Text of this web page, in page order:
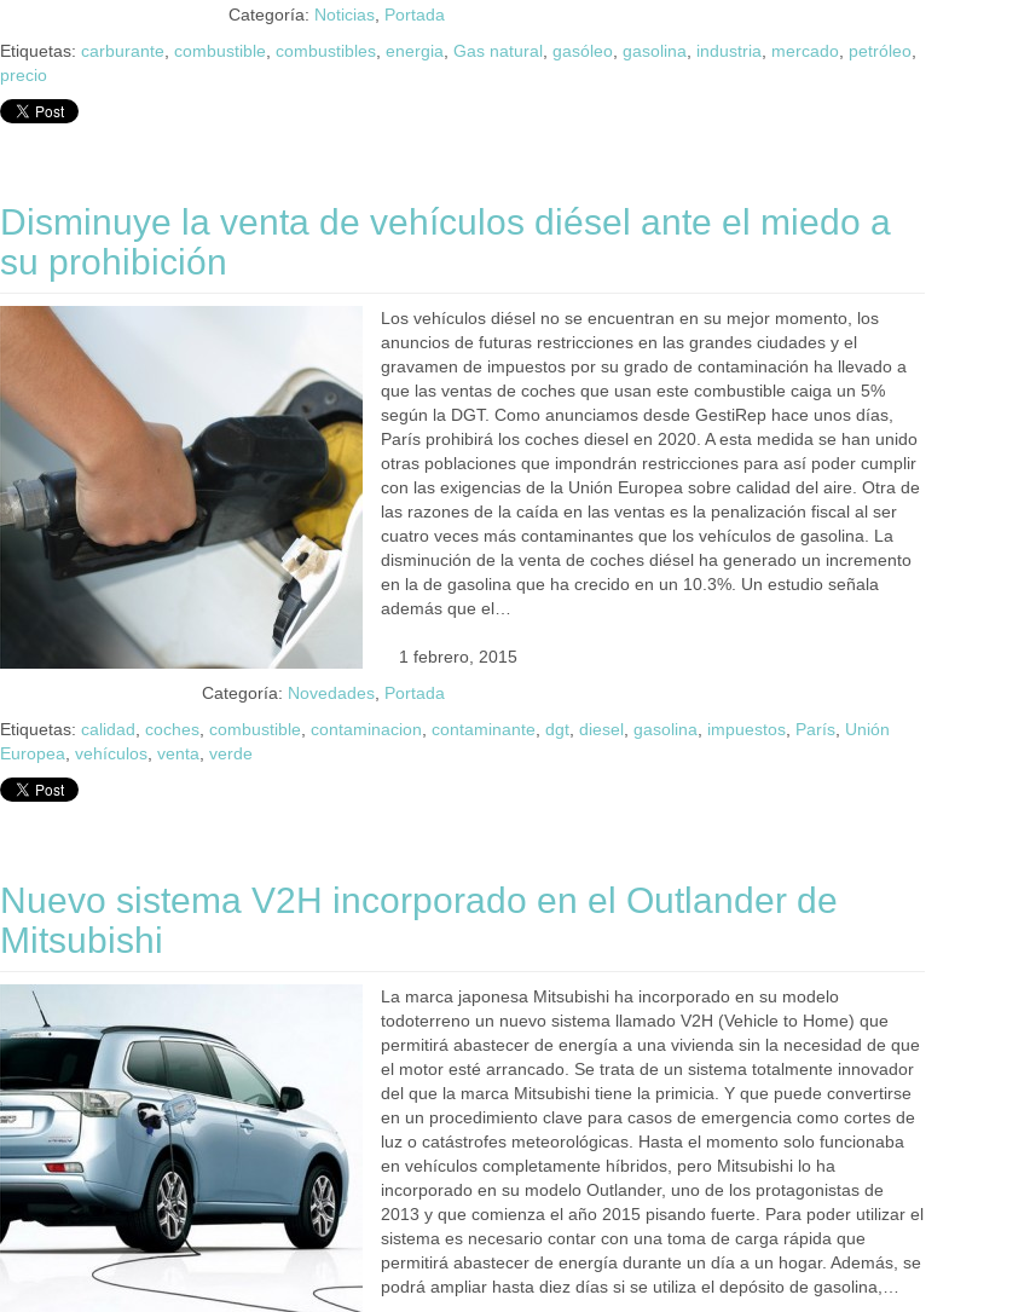
Categoría: Noticias, Portada
Etiquetas: carburante combustible combustibles energia Gas natural gasóleo gasolina industria mercado petróleo
precio
Disminuye la venta de vehículos diésel ante el miedo a
su prohibición
Los vehículos diésel no se encuentran en su mejor momento, los
anuncios de futuras restricciones en las grandes ciudades y el
gravamen de impuestos por su grado de contaminación ha llevado a
que las ventas de coches que usan este combustible caiga un 5%
según la DGT. Como anunciamos desde GestiRep hace unos días,
París prohibirá los coches diesel en 2020. A esta medida se han unido
otras poblaciones que impondrán restricciones para así poder cumplir
con las exigencias de la Unión Europea sobre calidad del aire. Otra de
las razones de la caída en las ventas es la penalización fiscal al ser
cuatro veces más contaminantes que los vehículos de gasolina. La
disminución de la venta de coches diésel ha generado un incremento
en la de gasolina que ha crecido en un 10.3%. Un estudio señala
además que el…
1 febrero, 2015
Categoría: Novedades, Portada
Etiquetas: calidad coches combustible contaminacion contaminante dgt diesel gasolina impuestos París Unión
Europea vehículos venta verde
Nuevo sistema V2H incorporado en el Outlander de
Mitsubishi
La marca japonesa Mitsubishi ha incorporado en su modelo
todoterreno un nuevo sistema llamado V2H (Vehicle to Home) que
permitirá abastecer de energía a una vivienda sin la necesidad de que
el motor esté arrancado. Se trata de un sistema totalmente innovador
del que la marca Mitsubishi tiene la primicia. Y que puede convertirse
en un procedimiento clave para casos de emergencia como cortes de
luz o catástrofes meteorológicas. Hasta el momento solo funcionaba
en vehículos completamente híbridos, pero Mitsubishi lo ha
incorporado en su modelo Outlander, uno de los protagonistas de
2013 y que comienza el año 2015 pisando fuerte. Para poder utilizar el
sistema es necesario contar con una toma de carga rápida que
permitirá abastecer de energía durante un día a un hogar. Además, se
podrá ampliar hasta diez días si se utiliza el depósito de gasolina,…